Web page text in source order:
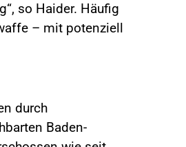
so Haider. Häufig
– mit potenziell
durch
Baden-